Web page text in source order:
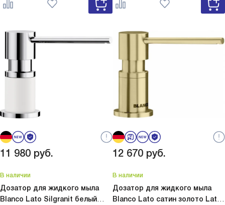
11 980 руб.
В наличии
Дозатор для жидкого мыла
Blanco Lato Silgranit белый
12 670 руб.
В наличии
Дозатор для жидкого мыла
Blanco Lato сатин золото Lato